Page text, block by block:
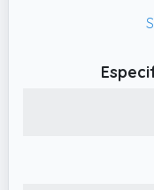
fiables,
✔️
arritmias
del ritmo
ayuda a
minutos antes